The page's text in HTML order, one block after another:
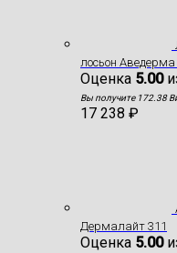
лосьон
Оценка 5.00
Вы получите 172.38
17 238 ₽
Дермалайт 311
Оценка 5.00